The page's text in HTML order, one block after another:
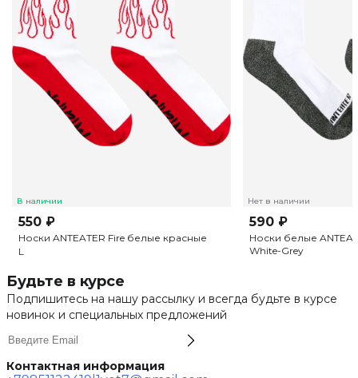
В наличии
550 ₽
Носки ANTEATER Fire белые красные
L
Нет в наличии
590 ₽
Носки белые
White-Grey
Будьте в курсе
Подпишитесь на нашу рассылку и всегда будьте в курсе
новинок и специальных предложений
Контактная информация